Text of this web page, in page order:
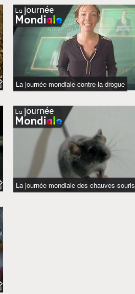
La journée mondiale contre la drogue
La journée mondiale des chauves-souris